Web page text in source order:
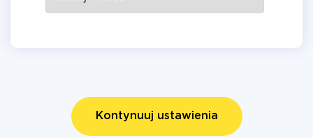
Kontynuuj ustawienia